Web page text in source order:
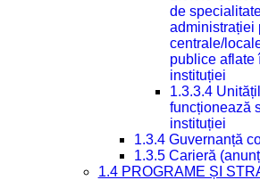
de
administrației
centrale/
publice aflate
instituției
1.3.3.4
funcționează
instituției
1.3.4 Guvernanță
1.3.5 Carieră
1.4 PROGRAME ȘI